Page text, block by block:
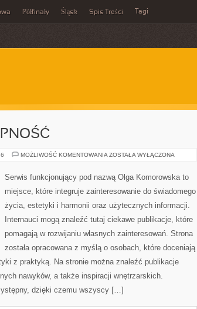
Półfinały Śląsk Spis Treści Tagi
MOŻLIWOŚĆ KOMENTOWANIA PODRÓŻE
ZOSTAŁA WYŁĄCZONA
Serwis funkcjonujący pod nazwą Olga Komorowska to
miejsce, które integruje zainteresowanie do świadomego
życia, estetyki i harmonii oraz użytecznych informacji.
Internauci mogą znaleźć tutaj ciekawe publikacje, które
pomagają w rozwijaniu własnych zainteresowań. Strona
została opracowana z myślą o osobach, które doceniają
z praktyką. Na stronie można znaleźć publikacje
nawyków, a także inspiracji wnętrzarskich.
dzięki czemu wszyscy […]